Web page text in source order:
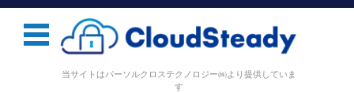
当サイトはパーソルクロステクノロジー㈱より提供していま
す